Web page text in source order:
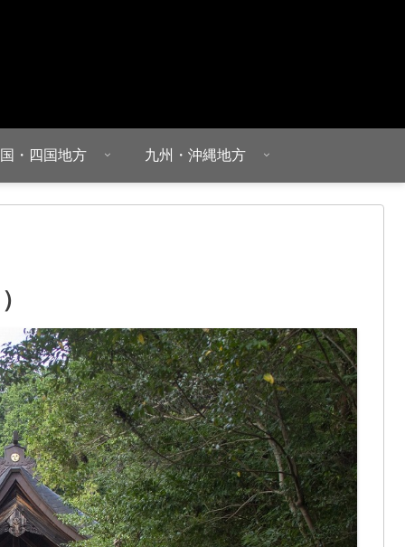
・四国地方 九州・沖縄地方